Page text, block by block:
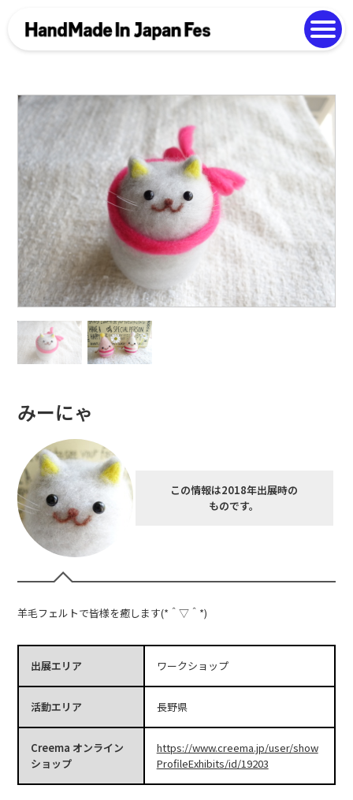
Photo Gallery
中文
みーにゃ
この情報は2018年出展時の
ものです。
羊毛フェルトで皆様を癒します(*＾▽＾*)
出展エリア ワークショップ
活動エリア 長野県
Creema オンライン
ショップ
https://www.creema.jp/user/show
ProfileExhibits/id/19203